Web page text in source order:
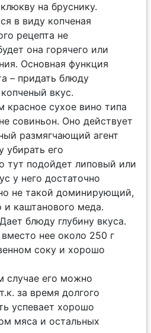
на бруснику.
в виду копченая
рецепта не
она горячего или
Основная функция
– придать блюду
вкус.
красное сухое вино типа
совиньон. Оно действует
размягчающий агент
убирать его
тут подойдет липовый или
у него достаточно
не такой доминирующий,
и каштанового меда.
блюду глубину вкуса.
нее около 250 г
соку и хорошо
случае его можно
за время долгого
успевает хорошо
мяса и остальных